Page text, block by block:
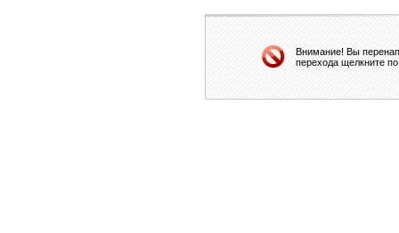
Внимание! Вы
перехода щелкните